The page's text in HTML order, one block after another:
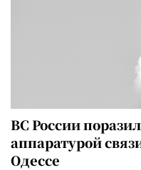
ВС России
аппаратурой
Одессе